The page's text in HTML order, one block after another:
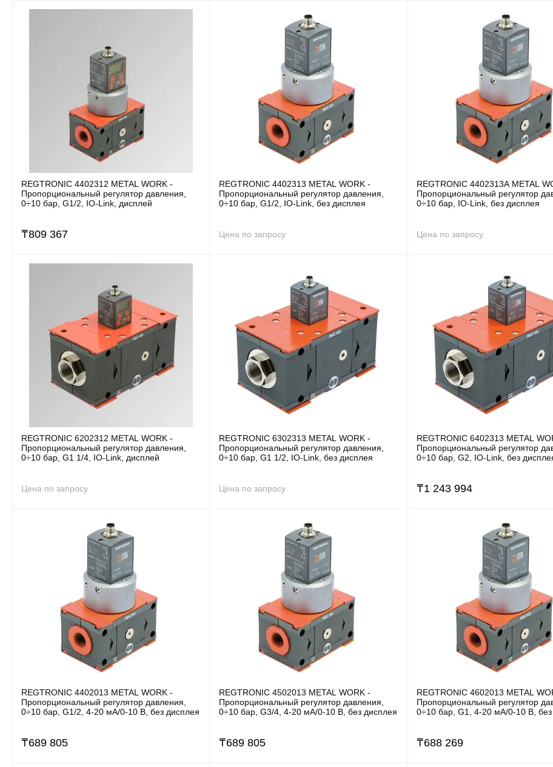
REGTRONIC 4402312 METAL WORK -
Пропорциональный регулятор давления,
0÷10 бар, G1/2, IO-Link, дисплей
₸809 367
REGTRONIC 4402313 METAL WORK -
Пропорциональный регулятор давления,
0÷10 бар, G1/2, IO-Link, без дисплея
Цена по запросу
REGTRONIC 4402313A METAL
Пропорциональный регулятор
0÷10 бар, IO-Link, без дисплея
Цена по запросу
REGTRONIC 6202312 METAL WORK -
Пропорциональный регулятор давления,
0÷10 бар, G1 1/4, IO-Link, дисплей
Цена по запросу
REGTRONIC 6302313 METAL WORK -
Пропорциональный регулятор давления,
0÷10 бар, G1 1/2, IO-Link, без дисплея
Цена по запросу
REGTRONIC 6402313 METAL
Пропорциональный регулятор
0÷10 бар, G2, IO-Link, без
₸1 243 994
REGTRONIC 4402013 METAL WORK -
Пропорциональный регулятор давления,
0÷10 бар, G1/2, 4-20 мА/0-10 В, без дисплея
₸689 805
REGTRONIC 4502013 METAL WORK -
Пропорциональный регулятор давления,
0÷10 бар, G3/4, 4-20 мА/0-10 В, без дисплея
₸689 805
REGTRONIC 4602013 METAL
Пропорциональный регулятор
0÷10 бар, G1, 4-20 мА/0-10 В, без
₸688 269